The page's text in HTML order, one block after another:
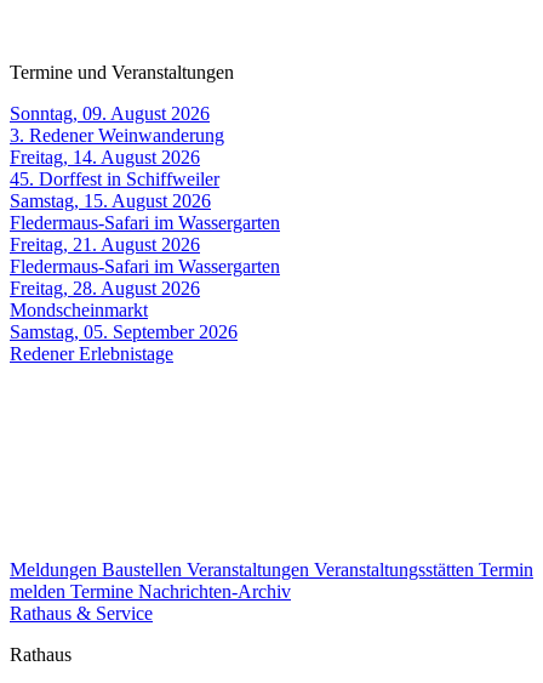
Termine und Veranstaltungen
Sonntag, 09. August 2026
3. Redener Weinwanderung
Freitag, 14. August 2026
45. Dorffest in Schiffweiler
Samstag, 15. August 2026
Fledermaus-Safari im Wassergarten
Freitag, 21. August 2026
Fledermaus-Safari im Wassergarten
Freitag, 28. August 2026
Mondscheinmarkt
Samstag, 05. September 2026
Redener Erlebnistage
Meldungen Baustellen Veranstaltungen Veranstaltungsstätten Termin
melden Termine Nachrichten-Archiv
Rathaus & Service
Rathaus